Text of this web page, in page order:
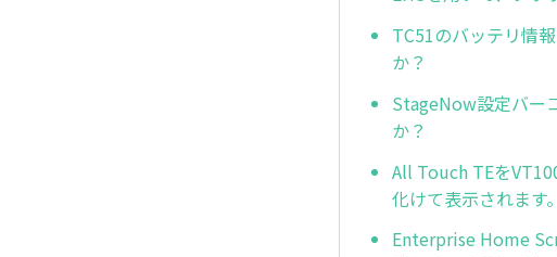
TC51のバッテリ情
か？
StageNow設定バー
か？
All Touch TEを
化けて表示されます。
Enterprise Home